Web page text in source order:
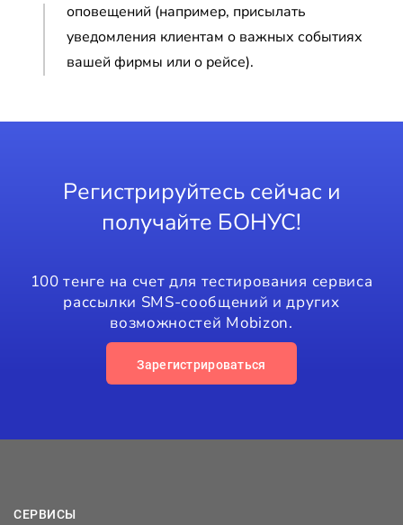
оповещений (например, присылать
уведомления клиентам о важных событиях
вашей фирмы или о рейсе).
Регистрируйтесь сейчас и
получайте БОНУС!
100 тенге на счет для тестирования сервиса
рассылки SMS-сообщений и других
возможностей Mobizon.
Зарегистрироваться
СЕРВИСЫ